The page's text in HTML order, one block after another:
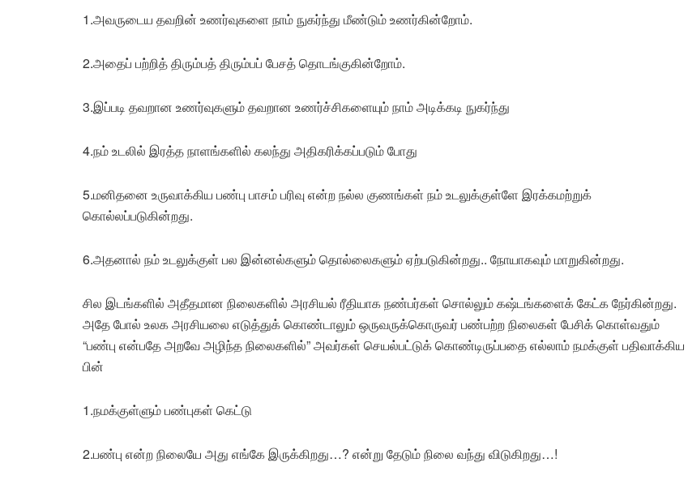
1.அவருடைய தவறின் உணர்வுகளை நாம் நுகர்ந்து மீண்டும் உணர்கின்றோம்.
2.அதைப் பற்றித் திரும்பத் திரும்பப் பேசத் தொடங்குகின்றோம்.
3.இப்படி தவறான உணர்வுகளும் தவறான உணர்ச்சிகளையும் நாம் அடிக்கடி நுகர்ந்து
4.நம் உடலில் இரத்த நாளங்களில் கலந்து அதிகரிக்கப்படும் போது
5.மனிதனை உருவாக்கிய பண்பு பாசம் பரிவு என்ற நல்ல குணங்கள் நம் உடலுக்குள்ளே இரக்கமற்றுக்
கொல்லப்படுகின்றது.
6.அதனால் நம் உடலுக்குள் பல இன்னல்களும் தொல்லைகளும் ஏற்படுகின்றது.. நோயாகவும் மாறுகின்றது.
சில இடங்களில் அதீதமான நிலைகளில் அரசியல் ரீதியாக நண்பர்கள் சொல்லும் கஷ்டங்களைக் கேட்க நேர்கின்றது.
அதே போல் உலக அரசியலை எடுத்துக் கொண்டாலும் ஒருவருக்கொருவர் பண்பற்ற நிலைகள் பேசிக் கொள்வதும்
“பண்பு என்பதே அறவே அழிந்த நிலைகளில்” அவர்கள் செயல்பட்டுக் கொண்டிருப்பதை எல்லாம் நமக்குள் பதிவாக்கிய
பின்
1.நமக்குள்ளும் பண்புகள் கெட்டு
2.பண்பு என்ற நிலையே அது எங்கே இருக்கிறது…? என்று தேடும் நிலை வந்து விடுகிறது…!